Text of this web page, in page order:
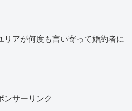
アが何度も言い寄って婚約者に
ンサーリンク